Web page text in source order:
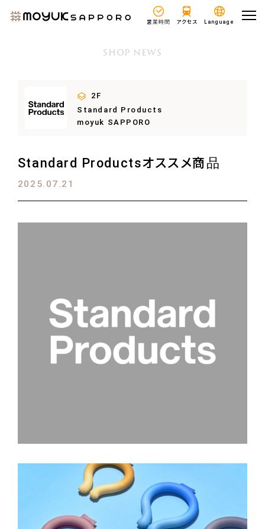
営業時間 アクセス Language
SHOP NEWS
Standard Productsオススメ商品
2025.07.21
2F
Standard Products
moyuk SAPPORO